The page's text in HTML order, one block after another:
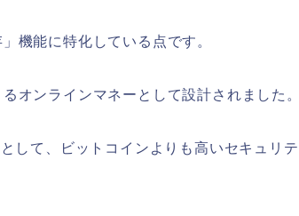
機能に特化している点です。
オンラインマネーとして設計されました。
して、ビットコインよりも高いセキュリテ